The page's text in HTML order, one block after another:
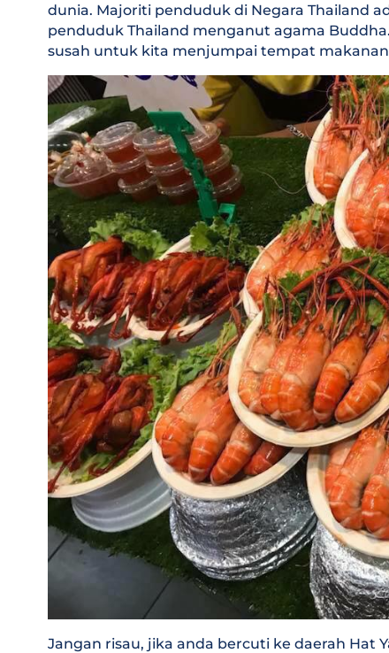
dunia. Majoriti penduduk di Negara Thailand
penduduk Thailand menganut agama
susah untuk kita menjumpai tempat makanan
Jangan risau, jika anda bercuti ke daerah